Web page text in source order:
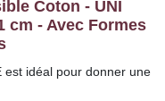
Coton - UNI
cm - Avec Formes
est idéal pour donner une